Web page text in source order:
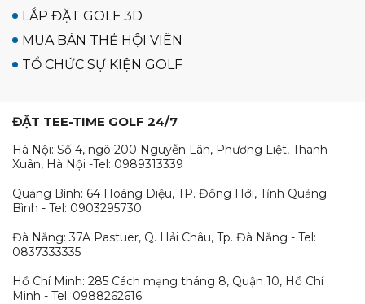
LẮP ĐẶT GOLF 3D
MUA BÁN THẺ HỘI VIÊN
TỔ CHỨC SỰ KIỆN GOLF
ĐẶT TEE-TIME GOLF 24/7
Hà Nội: Số 4, ngõ 200 Nguyễn Lân, Phương Liệt, Thanh
Xuân, Hà Nội -Tel: 0989313339
Quảng Bình: 64 Hoàng Diệu, TP. Đồng Hới, Tỉnh Quảng
Bình - Tel: 0903295730
Đà Nẵng: 37A Pastuer, Q. Hải Châu, Tp. Đà Nẵng - Tel:
0837333335
Hồ Chí Minh: 285 Cách mạng tháng 8, Quận 10, Hồ Chí
Minh - Tel: 0988262616